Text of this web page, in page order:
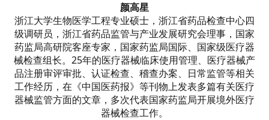
颜高星
浙江大学生物医学工程专业硕士，浙江省药品检查中心四
级调研员，浙江省药品监管与产业发展研究会理事，国家
药监局高研院客座专家，国家药监局国际、国家级医疗器
械检查组长。25年的医疗器械临床使用管理、医疗器械产
品注册审评审批、认证检查、稽查办案、日常监管等相关
工作经历，在《中国医药报》等刊物上发表多篇有关医疗
器械监管方面的文章，多次代表国家药监局开展境外医疗
器械检查工作。